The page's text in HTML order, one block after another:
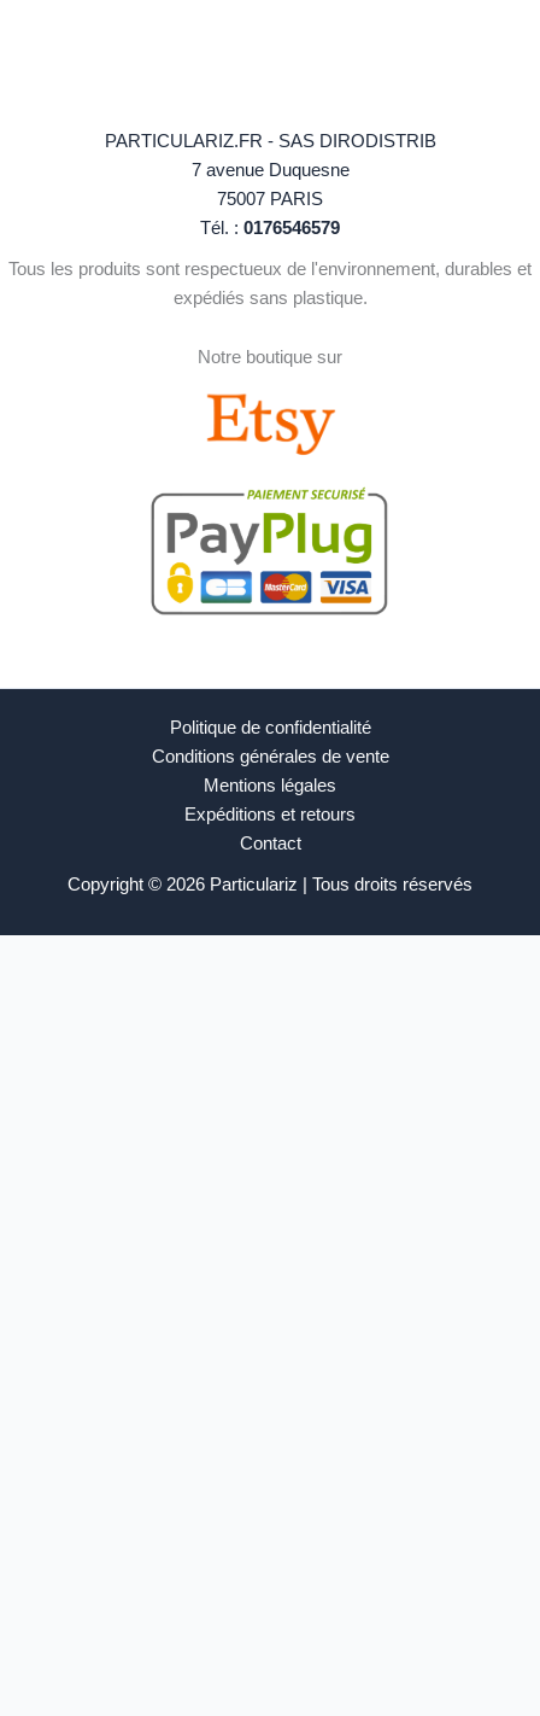
PARTICULARIZ.FR - SAS DIRODISTRIB
7 avenue Duquesne
75007 PARIS
Tél. : 0176546579
Tous les produits sont respectueux de l'environnement, durables et
expédiés sans plastique.
Notre boutique sur
Politique de confidentialité
Conditions générales de vente
Mentions légales
Expéditions et retours
Contact
Copyright © 2026 Particulariz | Tous droits réservés